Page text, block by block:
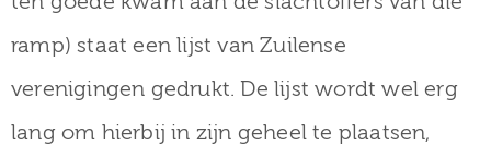
ramp) staat een lijst van Zuilense
verenigingen gedrukt. De lijst wordt wel erg
lang om hierbij in zijn geheel te plaatsen,